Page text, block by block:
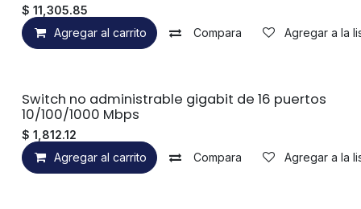
$ 11,305.85
Agregar al carrito
Compara Agregar a la
Switch no administrable gigabit de 16 puertos
10/100/1000 Mbps
$ 1,812.12
Agregar al carrito
Compara Agregar a la